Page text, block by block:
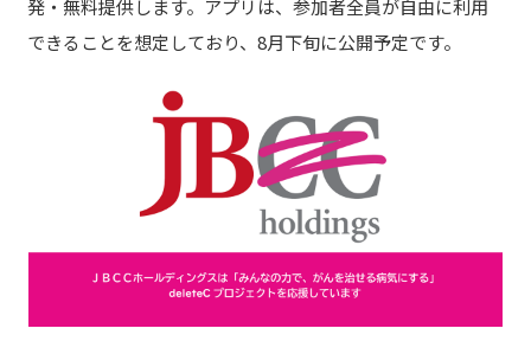
発・無料提供します。アプリは、参加者全員が自由に利用
できることを想定しており、8月下旬に公開予定です。